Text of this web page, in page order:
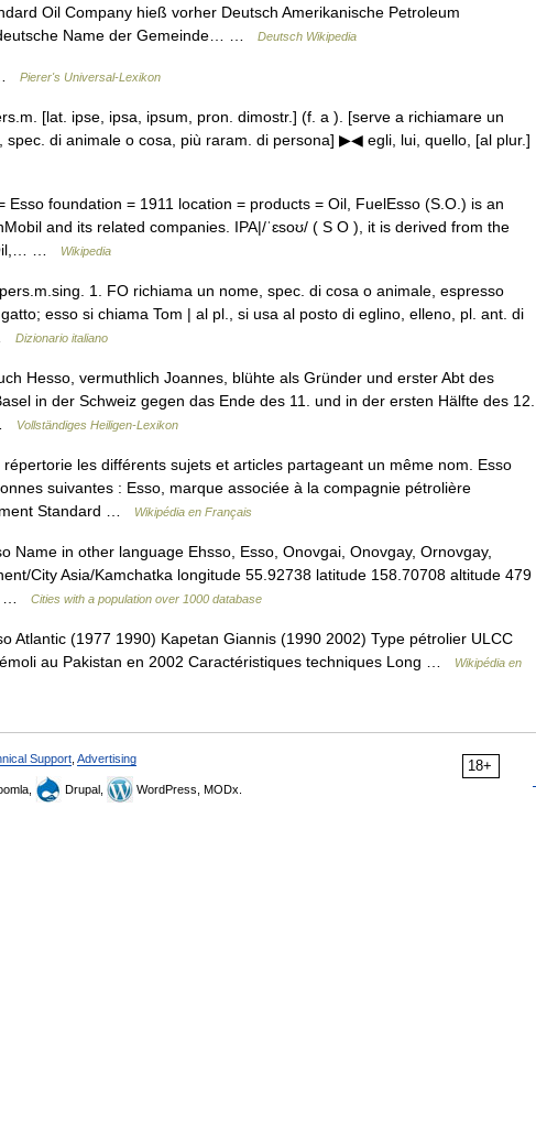
Oil Company hieß vorher Deutsch Amerikanische Petroleum
Name der Gemeinde… …
Deutsch Wikipedia
Pierer's Universal-Lexikon
[lat. ipse, ipsa, ipsum, pron. dimostr.] (f. a ). [serve a richiamare un
spec. di animale o cosa, più raram. di persona] ▶◀ egli, lui, quello, [al plur.]
foundation = 1911 location = products = Oil, FuelEsso (S.O.) is an
and its related companies. IPA|/ˈɛsoʊ/ ( S O ), it is derived from the
Oil,… …
Wikipedia
1. FO richiama un nome, spec. di cosa o animale, espresso
esso si chiama Tom | al pl., si usa al posto di eglino, elleno, pl. ant. di
Dizionario italiano
Hesso, vermuthlich Joannes, blühte als Gründer und erster Abt des
in der Schweiz gegen das Ende des 11. und in der ersten Hälfte des 12.
Vollständiges Heiligen-Lexikon
les différents sujets et articles partageant un même nom. Esso
suivantes : Esso, marque associée à la compagnie pétrolière
Standard …
Wikipédia en Français
Name in other language Ehsso, Esso, Onovgai, Onovgay, Ornovgay,
City Asia/Kamchatka longitude 55.92738 latitude 158.70708 altitude 479
…
Cities with a population over 1000 database
Atlantic (1977 1990) Kapetan Giannis (1990 2002) Type pétrolier ULCC
au Pakistan en 2002 Caractéristiques techniques Long …
Wikipédia en
18+
Support Advertising
Drupal, WordPress, MODx.